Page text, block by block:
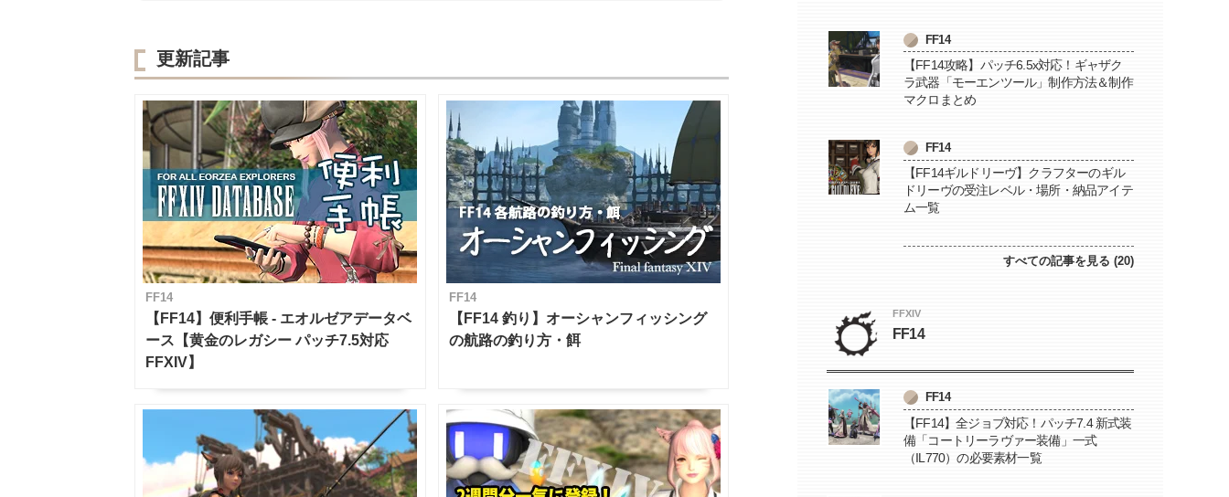
更新記事
FF14
【FF14】便利手帳 - エオルゼアデータベ
ース【黄金のレガシー パッチ7.5対応
FFXIV】
FF14
【FF14 釣り】オーシャンフィッシング
の航路の釣り方・餌
FF14
【FF14攻略】パッチ6.5x対応！ギャザク
ラ武器「モーエンツール」制作方法＆制作
マクロまとめ
FF14
【FF14ギルドリーヴ】クラフターのギル
ドリーヴの受注レベル・場所・納品アイテ
ム一覧
すべての記事を見る (20)
FFXIV
FF14
FF14
【FF14】全ジョブ対応！パッチ7.4 新式装
備「コートリーラヴァー装備」一式
（IL770）の必要素材一覧